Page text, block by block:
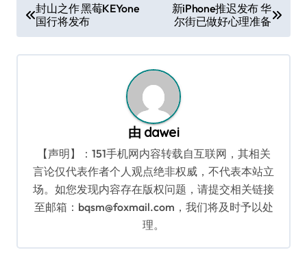
章
导
封山之作 黑莓KEYone
国行将发布
新iPhone推迟发布 华
尔街已做好心理准备
由 dawei
【声明】：151手机网内容转载自互联网，其相关
言论仅代表作者个人观点绝非权威，不代表本站立
场。如您发现内容存在版权问题，请提交相关链接
至邮箱：bqsm@foxmail.com，我们将及时予以处
理。